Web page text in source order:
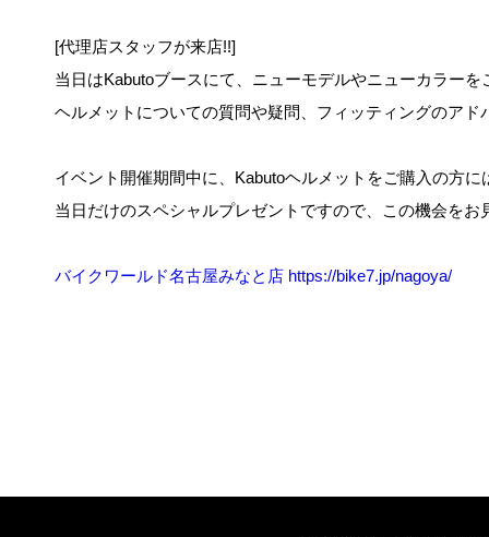
[代理店スタッフが来店!!]
当日はKabutoブースにて、ニューモデルやニューカラー
ヘルメットについての質問や疑問、フィッティングのア
イベント開催期間中に、Kabutoヘルメットをご購入の方
当日だけのスペシャルプレゼントですので 、この機会を
バイクワールド名古屋みなと店 https://bike7.jp/nagoya/